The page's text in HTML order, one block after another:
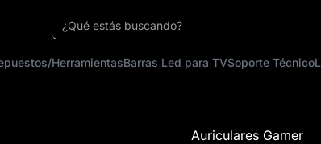
¿Qué estás buscando?
HerramientasBarras Led para TVSoporte Técnico
Auriculares Gamer